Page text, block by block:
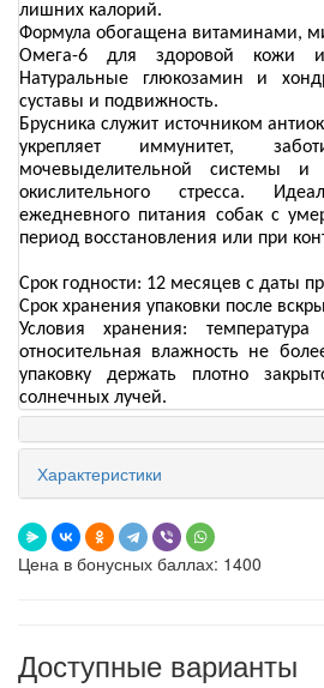
лишних калорий.
Формула обогащена витаминами,
Омега-6 для здоровой кожи
Натуральные глюкозамин и
суставы и подвижность.
Брусника служит источником
укрепляет иммунитет,
мочевыделительной системы
окислительного стресса.
ежедневного питания собак с
период восстановления или при
Срок годности: 12 месяцев с даты
Срок хранения упаковки после
Условия хранения:
относительная влажность не
упаковку держать плотно
солнечных лучей.
Характеристики
Цена в бонусных баллах: 1400
Доступные варианты